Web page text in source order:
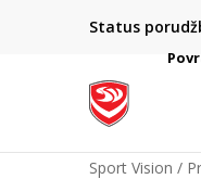
Status
Sport Vision